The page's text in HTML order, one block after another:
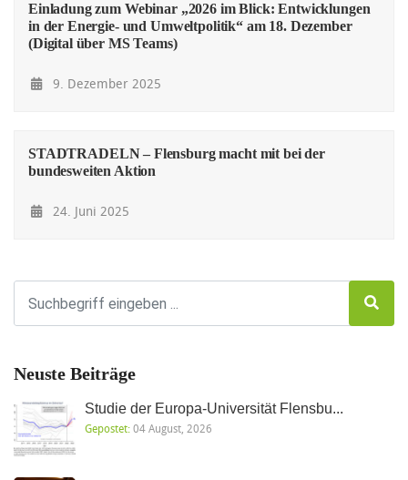
Einladung zum Webinar „2026 im Blick: Entwicklungen
in der Energie- und Umweltpolitik“ am 18. Dezember
(Digital über MS Teams)
9. Dezember 2025
STADTRADELN – Flensburg macht mit bei der
bundesweiten Aktion
24. Juni 2025
Neuste Beiträge
Studie der Europa-Universität Flensbu...
Gepostet:04 August, 2026